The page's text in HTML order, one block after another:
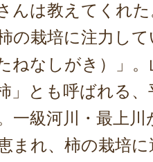
んは教えてくれ
の栽培に注力し
ねなしがき）」
」とも呼ばれる
一級河川・最上川
まれ、柿の栽培